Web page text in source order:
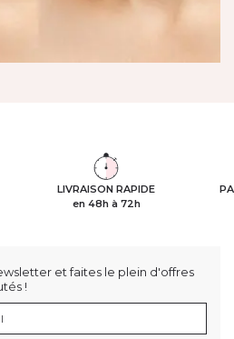
LIVRAISON RAPIDE
en 48h à 72h
et faites le plein d'offres
!